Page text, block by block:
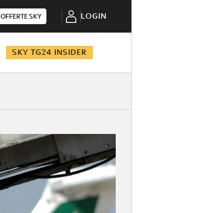
OFFERTE SKY LOGIN
SKY TG24 INSIDER